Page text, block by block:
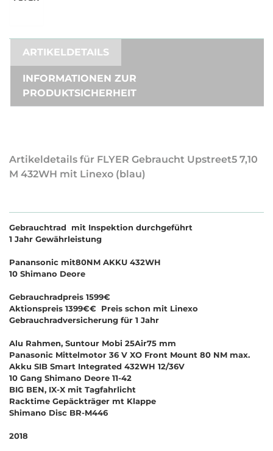
ARTIKELDETAILS
INFORMATIONEN ZUR
PRODUKTSICHERHEIT
Artikeldetails für FLYER Gebraucht Upstreet5 7,10
M 432WH mit Linexo (blau)
Gebrauchtrad mit Inspektion durchgeführt
1 Jahr Gewährleistung
Panansonic mit80NM AKKU 432WH
10 Shimano Deore
Gebrauchradpreis 1599€
Aktionspreis 1399€€ Preis schon mit Linexo
Gebrauchradversicherung für 1 Jahr
Alu Rahmen, Suntour Mobi 25Air75 mm
Panasonic Mittelmotor 36 V XO Front Mount 80 NM max.
Akku SIB Smart Integrated 432WH 12/36V
10 Gang Shimano Deore 11-42
BIG BEN, IX-X mit Tagfahrlicht
Racktime Gepäckträger mt Klappe
Shimano Disc BR-M446
2018